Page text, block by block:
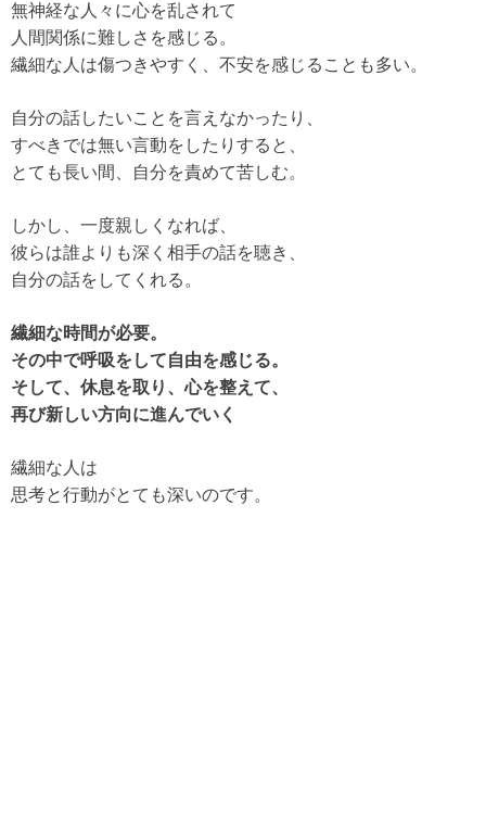
無神経な人々に心を乱されて
人間関係に難しさを感じる。
繊細な人は傷つきやすく、不安を感じることも多い。
自分の話したいことを言えなかったり、
すべきでは無い言動をしたりすると、
とても長い間、自分を責めて苦しむ。
しかし、一度親しくなれば、
彼らは誰よりも深く相手の話を聴き、
自分の話をしてくれる。
繊細な時間が必要。
その中で呼吸をして自由を感じる。
そして、休息を取り、心を整えて、
再び新しい方向に進んでいく
繊細な人は
思考と行動がとても深いのです。